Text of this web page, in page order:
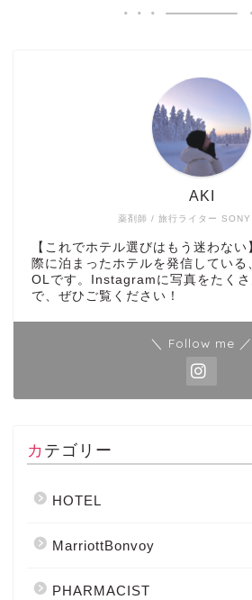
薬剤師 / 旅行ライター
AKI
【これでホテル選びはもう迷わな
際に泊まったホテルを発信している
OLです。Instagramに写真をたく
で、ぜひご覧ください！
＼ Follow me ／
カテゴリー
HOTEL
MarriottBonvoy
PHARMACIST